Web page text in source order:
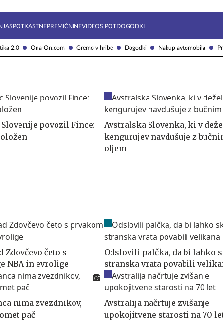
2.0 Ona-On.com Gremo v hribe Dogodki Nakup avtomobila
SPOTKASTNEPREMIČNINEVIDEOS.POTDOGODKI
povozil Fince:
Avstralska Slovenka, ki v
kengurujev navdušuje z
oljem
Zdovčevo četo s
NBA in evrolige
Odslovili palčka, da bi lahko
stranska vrata povabili
nima zvezdnikov,
pač
Avstralija načrtuje zvišanje
upokojitvene starosti na 70